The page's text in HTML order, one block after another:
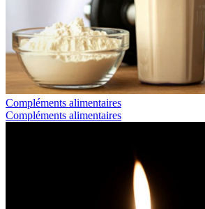
Compléments alimentaires
Compléments alimentaires